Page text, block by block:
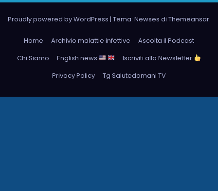
Proudly powered by WordPress | Tema: Newses di Themeansar.
Home Archivio malattie infettive
Ascolta il Podcast
Chi Siamo
English news
Iscriviti alla Newsletter
Privacy Policy
Tg Salutedomani TV